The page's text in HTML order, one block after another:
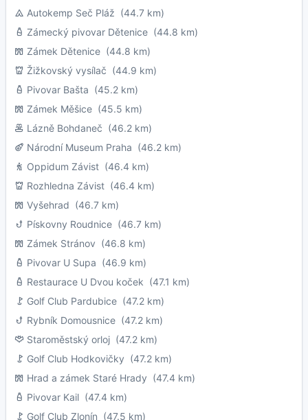
Autokemp Seč Pláž (44.7 km)
Zámecký pivovar Dětenice (44.8 km)
Zámek Dětenice (44.8 km)
Žižkovský vysílač (44.9 km)
Pivovar Bašta (45.2 km)
Zámek Měšice (45.5 km)
Lázně Bohdaneč (46.2 km)
Národní Museum Praha (46.2 km)
Oppidum Závist (46.4 km)
Rozhledna Závist (46.4 km)
Vyšehrad (46.7 km)
Pískovny Roudnice (46.7 km)
Zámek Stránov (46.8 km)
Pivovar U Supa (46.9 km)
Restaurace U Dvou koček (47.1 km)
Golf Club Pardubice (47.2 km)
Rybník Domousnice (47.2 km)
Staroměstský orloj (47.2 km)
Golf Club Hodkovičky (47.2 km)
Hrad a zámek Staré Hrady (47.4 km)
Pivovar Kail (47.4 km)
Golf Club Zlonín (47.5 km)